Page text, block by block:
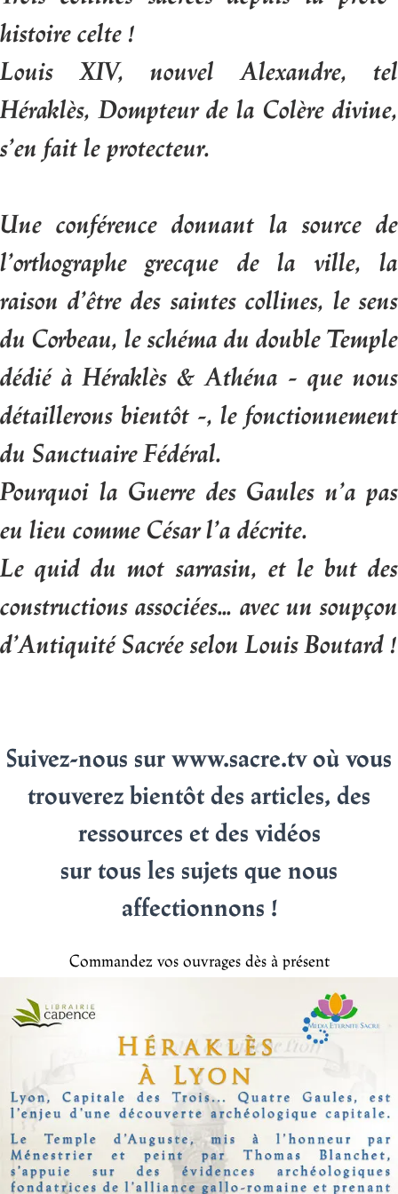
histoire celte !
Louis XIV, nouvel Alexandre, tel
Héraklès, Dompteur de la Colère divine,
s’en fait le protecteur.
Une conférence donnant la source de
l’orthographe grecque de la ville, la
raison d’être des saintes collines, le sens
du Corbeau, le schéma du double Temple
dédié à Héraklès & Athéna - que nous
détaillerons bientôt -, le fonctionnement
du Sanctuaire Fédéral.
Pourquoi la Guerre des Gaules n’a pas
eu lieu comme César l’a décrite.
Le quid du mot sarrasin, et le but des
constructions associées... avec un soupçon
d’Antiquité Sacrée selon Louis Boutard !
Suivez-nous sur www.sacre.tv où vous
trouverez bientôt des articles, des
ressources et des vidéos
sur tous les sujets que nous
affectionnons !
Commandez vos ouvrages dès à présent